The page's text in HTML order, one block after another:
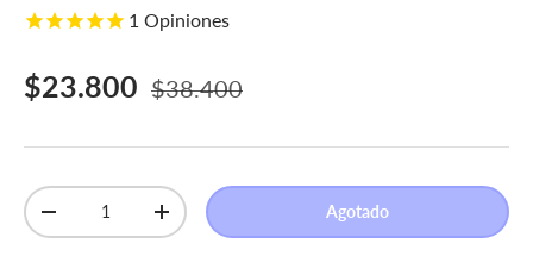
1 Opiniones
Precio de venta
$23.800 Precio normal
$38.400
Cant.
Disminuir cantidadAumentar la cantidad Agotado